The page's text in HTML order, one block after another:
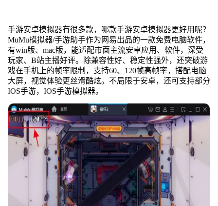
手游安卓模拟器有很多款，哪款手游安卓模拟器更好用呢？
MuMu模拟器/手游助手作为网易出品的一款免费电脑软件，
有win版、mac版，能适配市面主流安卓应用、软件，深受
玩家、B站主播好评。除兼容性好、稳定性强外，还突破游
戏在手机上的帧率限制，支持60、120帧高帧率，搭配电脑
大屏，视觉体验更丝滑酷炫。不局限于安卓，还可支持部分
IOS手游，IOS手游模拟器。